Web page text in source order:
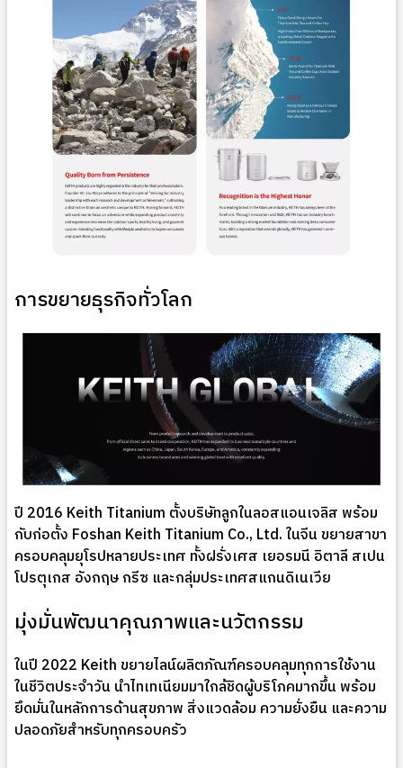
การขยายธุรกิจทั่วโลก
ปี 2016 Keith Titanium ตั้งบริษัทลูกในลอสแอนเจลิส พร้อม
กับก่อตั้ง Foshan Keith Titanium Co., Ltd. ในจีน ขยายสาขา
ครอบคลุมยุโรปหลายประเทศ ทั้งฝรั่งเศส เยอรมนี อิตาลี สเปน
โปรตุเกส อังกฤษ กรีซ และกลุ่มประเทศสแกนดิเนเวีย
มุ่งมั่นพัฒนาคุณภาพและนวัตกรรม
ในปี 2022 Keith ขยายไลน์ผลิตภัณฑ์ครอบคลุมทุกการใช้งาน
ในชีวิตประจำวัน นำไทเทเนียมมาใกล้ชิดผู้บริโภคมากขึ้น พร้อม
ยึดมั่นในหลักการด้านสุขภาพ สิ่งแวดล้อม ความยั่งยืน และความ
ปลอดภัยสำหรับทุกครอบครัว